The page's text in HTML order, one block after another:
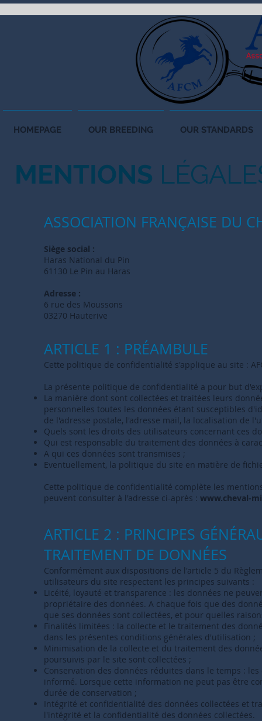
HOMEPAGE OUR BREEDING OUR STANDARDS
MENTIONS
ASSOCIATION FRANÇAISE DU
Siège social :
Haras National du Pin
61130 Le Pin au Haras
Adresse :
6 rue des Moussons
03270 Hauterive
ARTICLE 1 : PRÉAMBULE
Cette politique de confidentialité s'applique au site :
La présente politique de confidentialité a pour but
La manière dont sont collectées et traitées leurs
personnelles toutes les données étant susceptibles
de l'adresse postale, l'adresse mail, la localisation de
Quels sont les droits des utilisateurs concernant ces
Qui est responsable du traitement des données à
A qui ces données sont transmises ;
Eventuellement, la politique du site en matière de
Cette politique de confidentialité complète les
peuvent consulter à l'adresse ci-après : www.cheval-
ARTICLE 2 : PRINCIPES
TRAITEMENT DE DONNÉES
Conformément aux dispositions de l'article 5 du
utilisateurs du site respectent les principes suivants :
Licéité, loyauté et transparence : les données ne
propriétaire des données. A chaque fois que des
que ses données sont collectées, et pour quelles
Finalités limitées : la collecte et le traitement des
dans les présentes conditions générales d'utilisation ;
Minimisation de la collecte et du traitement des
poursuivis par le site sont collectées ;
Conservation des données réduites dans le temps :
informé. Lorsque cette information ne peut pas être
durée de conservation ;
Intégrité et confidentialité des données collectées et
l'intégrité et la confidentialité des données collectées.